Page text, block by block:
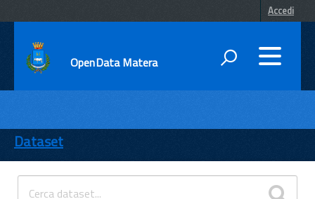
Accedi
OpenData Matera
ENTI
TEMI
INFORMAZIONI
Dataset